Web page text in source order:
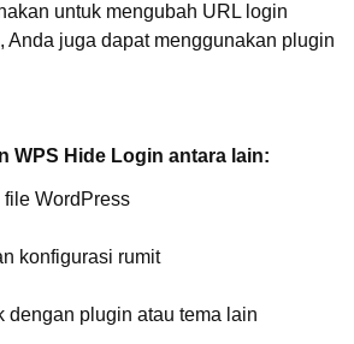
untuk mengubah URL login
Anda juga dapat menggunakan plugin
WPS Hide Login antara lain:
WordPress
konfigurasi rumit
dengan plugin atau tema lain